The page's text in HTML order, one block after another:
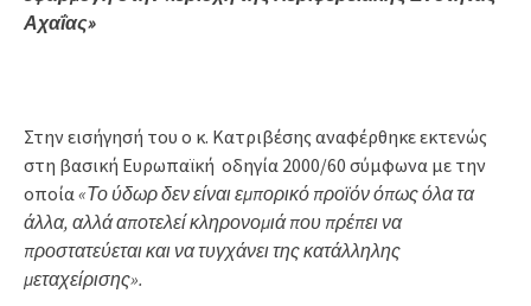
Αχαΐας»
Στην εισήγησή του ο κ. Κατριβέσης αναφέρθηκε εκτενώς
στη βασική Ευρωπαϊκή οδηγία 2000/60 σύμφωνα με την
οποία«Το ύδωρ δεν είναι εμπορικό προϊόν όπως όλα τα
άλλα, αλλά αποτελεί κληρονομιά που πρέπει να
προστατεύεται και να τυγχάνει της κατάλληλης
μεταχείρισης».